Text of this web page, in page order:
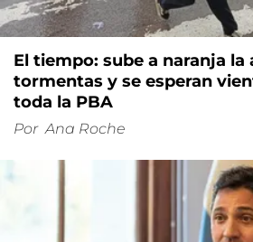
El tiempo: sube a naranja la
tormentas y se esperan
toda la PBA
Por Ana Roche